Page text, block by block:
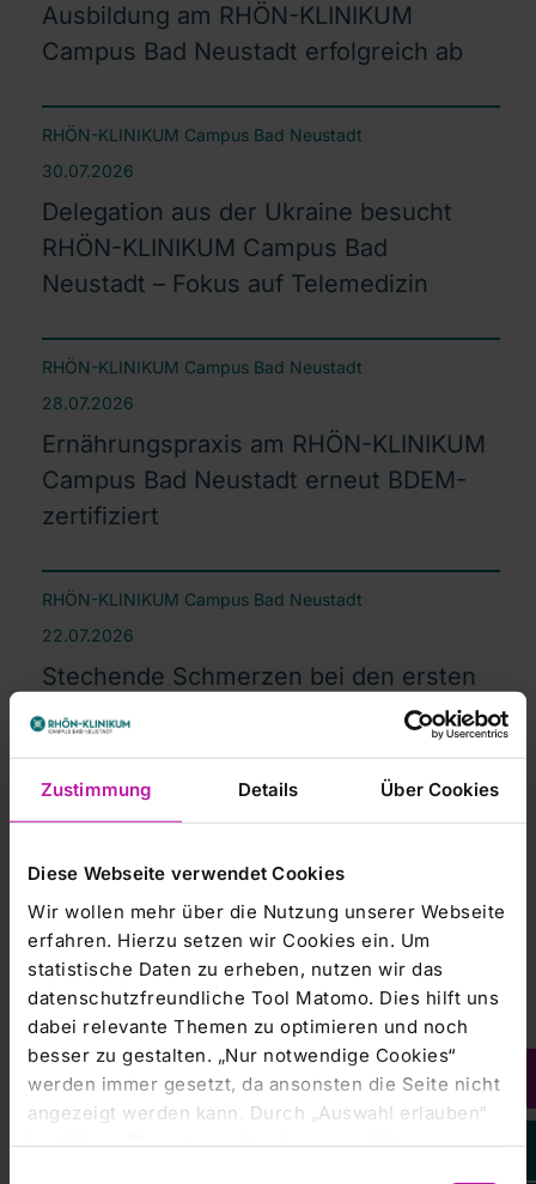
Zustimmung Details Über Cookies
Diese Webseite verwendet Cookies
Wir wollen mehr über die Nutzung unserer Webseite
erfahren. Hierzu setzen wir Cookies ein. Um
statistische Daten zu erheben, nutzen wir das
datenschutzfreundliche Tool Matomo. Dies hilft uns
dabei relevante Themen zu optimieren und noch
besser zu gestalten. „Nur notwendige Cookies“
werden immer gesetzt, da ansonsten die Seite nicht
angezeigt werden kann. Durch „Auswahl erlauben“
bestätigen Sie entsprechend ausgewählte
Ausbildung am RHÖN-KLINIKUM
Campus Bad Neustadt erfolgreich ab
RHÖN-KLINIKUM Campus Bad Neustadt
30.07.2026
Delegation aus der Ukraine besucht
RHÖN-KLINIKUM Campus Bad
Neustadt – Fokus auf Telemedizin
RHÖN-KLINIKUM Campus Bad Neustadt
28.07.2026
Ernährungspraxis am RHÖN-KLINIKUM
Campus Bad Neustadt erneut BDEM-
zertifiziert
RHÖN-KLINIKUM Campus Bad Neustadt
22.07.2026
Stechende Schmerzen bei den ersten
Schritten – nicht jeder Fersensporn ist
21.07.2026
Internationaler Welttag des Gehirns
am 22. Juli: Wie man das wichtigste
Organ gesund hält
RHÖN-KLINIKUM Campus Bad Neustadt
RHÖN-KLINIKUM Campus Bad